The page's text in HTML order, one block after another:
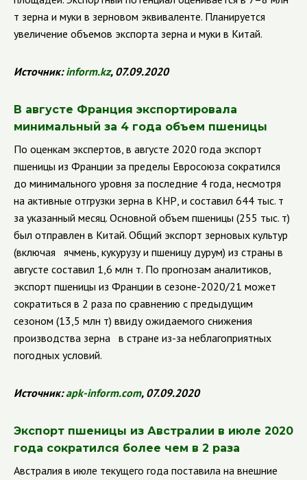
т зерна и муки в зерновом эквиваленте. Планируется
увеличение объемов экспорта зерна и муки в Китай.
Источник:inform.kz, 07.09.2020
В августе Франция экспортировала
минимальный за 4 года объем пшеницы
По оценкам экспертов, в августе 2020 года экспорт
пшеницы из Франции за пределы Евросоюза сократился
до минимального уровня за последние 4 года, несмотря
на активные отгрузки зерна в КНР, и составил 644 тыс. т
за указанный месяц. Основной объем пшеницы (255 тыс. т)
был отправлен в Китай. Общий экспорт зерновых культур
(включая ячмень, кукурузу и пшеницу дурум) из страны в
августе составил 1,6 млн т. По прогнозам аналитиков,
экспорт пшеницы из Франции в сезоне-2020/21 может
сократиться в 2 раза по сравнению с предыдущим
сезоном (13,5 млн т) ввиду ожидаемого снижения
производства зерна в стране из-за неблагоприятных
погодных условий.
Источник:apk-inform.com, 07.09.2020
Экспорт пшеницы из Австралии в июле 2020
года сократился более чем в 2 раза
Австралия в июле текущего года поставила на внешние